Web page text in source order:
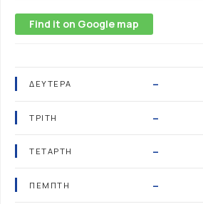
Find it on Google map
ΔΕΥΤΈΡΑ –
ΤΡΊΤΗ –
ΤΕΤΆΡΤΗ –
ΠΈΜΠΤΗ –